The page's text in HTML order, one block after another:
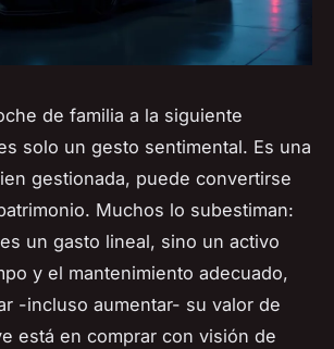
de familia a la siguiente
solo un gesto sentimental. Es una
gestionada, puede convertirse
Muchos lo subestiman:
un gasto lineal, sino un activo
y el mantenimiento adecuado,
-incluso aumentar- su valor de
está en comprar con visión de